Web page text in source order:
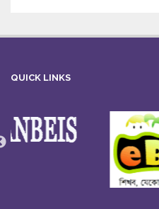
QUICK LINKS